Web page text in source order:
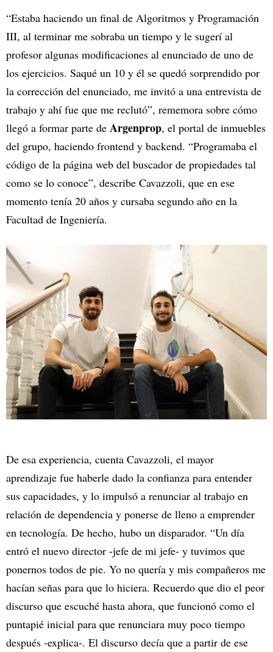
“Estaba haciendo un final de Algoritmos y Programación
III, al terminar me sobraba un tiempo y le sugerí al
profesor algunas modificaciones al enunciado de uno de
los ejercicios. Saqué un 10 y él se quedó sorprendido por
la corrección del enunciado, me invitó a una entrevista de
trabajo y ahí fue que me reclutó”, rememora sobre cómo
llegó a formar parte de Argenprop, el portal de inmuebles
del grupo, haciendo frontend y backend. “Programaba el
código de la página web del buscador de propiedades tal
como se lo conoce”, describe Cavazzoli, que en ese
momento tenía 20 años y cursaba segundo año en la
Facultad de Ingeniería.
De esa experiencia, cuenta Cavazzoli, el mayor
aprendizaje fue haberle dado la confianza para entender
sus capacidades, y lo impulsó a renunciar al trabajo en
relación de dependencia y ponerse de lleno a emprender
en tecnología. De hecho, hubo un disparador. “Un día
entró el nuevo director -jefe de mi jefe- y tuvimos que
ponernos todos de pie. Yo no quería y mis compañeros me
hacían señas para que lo hiciera. Recuerdo que dio el peor
discurso que escuché hasta ahora, que funcionó como el
puntapié inicial para que renunciara muy poco tiempo
después -explica-. El discurso decía que a partir de ese